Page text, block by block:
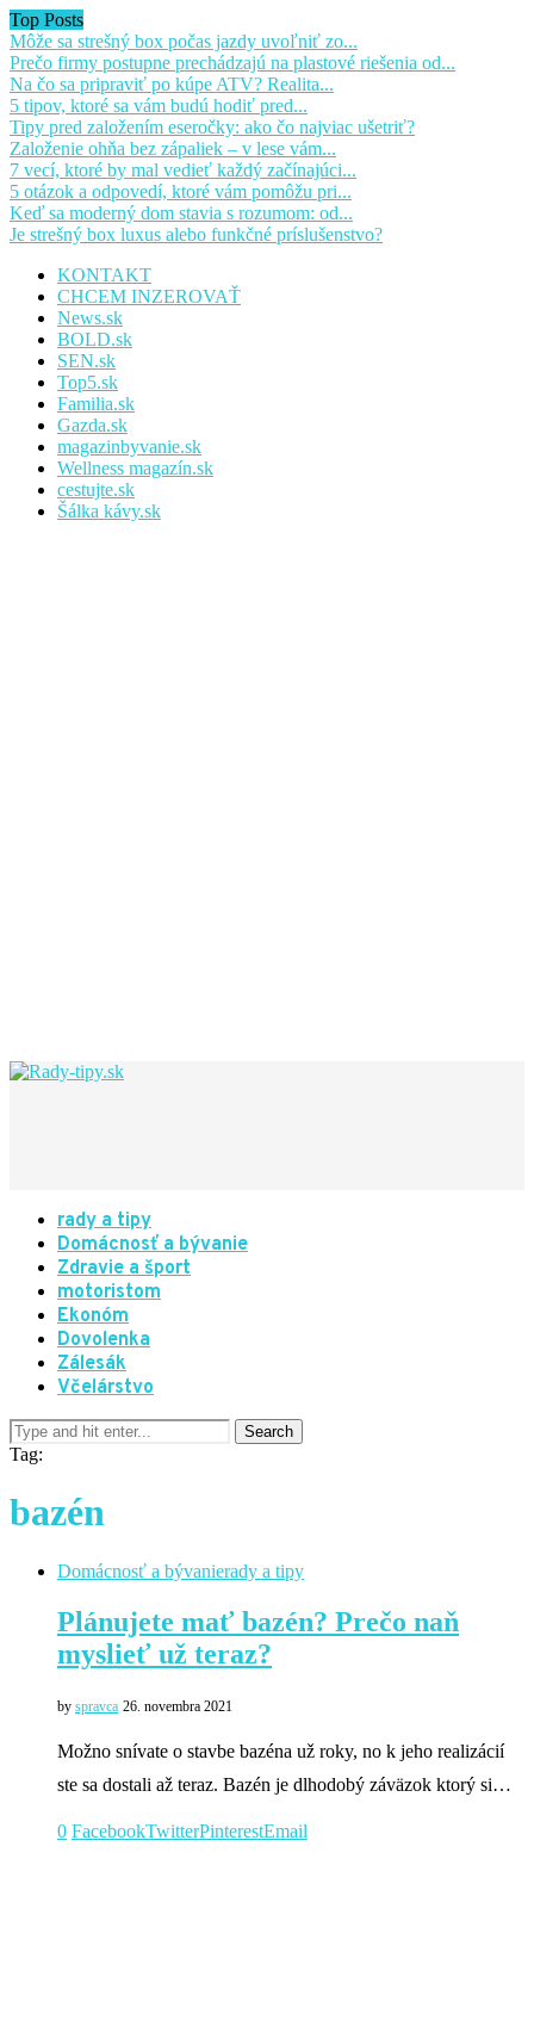
Top Posts
Môže sa strešný box počas jazdy uvoľniť zo...
Prečo firmy postupne prechádzajú na plastové riešenia od...
Na čo sa pripraviť po kúpe ATV? Realita...
5 tipov, ktoré sa vám budú hodiť pred...
Tipy pred založením eseročky: ako čo najviac ušetriť?
Založenie ohňa bez zápaliek – v lese vám...
7 vecí, ktoré by mal vedieť každý začínajúci...
5 otázok a odpovedí, ktoré vám pomôžu pri...
Keď sa moderný dom stavia s rozumom: od...
Je strešný box luxus alebo funkčné príslušenstvo?
KONTAKT
CHCEM INZEROVAŤ
News.sk
BOLD.sk
SEN.sk
Top5.sk
Familia.sk
Gazda.sk
magazinbyvanie.sk
Wellness magazín.sk
cestujte.sk
Šálka kávy.sk
rady a tipy
Domácnosť a bývanie
Zdravie a šport
motoristom
Ekonóm
Dovolenka
Zálesák
Včelárstvo
Tag:
bazén
Domácnosť a bývanierady a tipy
Plánujete mať bazén? Prečo naň
myslieť už teraz?
by spravca 26. novembra 2021
Možno snívate o stavbe bazéna už roky, no k jeho realizácií
ste sa dostali až teraz. Bazén je dlhodobý záväzok ktorý si…
0 FacebookTwitterPinterestEmail